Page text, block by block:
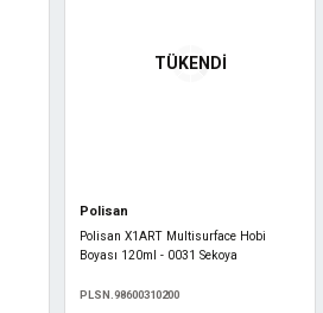
TÜKENDİ
Polisan
Polisan X1ART Multisurface Hobi
Boyası 120ml - 0031 Sekoya
PLSN.98600310200